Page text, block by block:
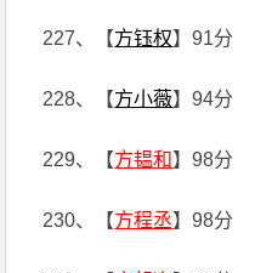
227、【方钰权】91分
228、【方小薇】94分
229、【方韫和】98分
230、【方程丞】98分